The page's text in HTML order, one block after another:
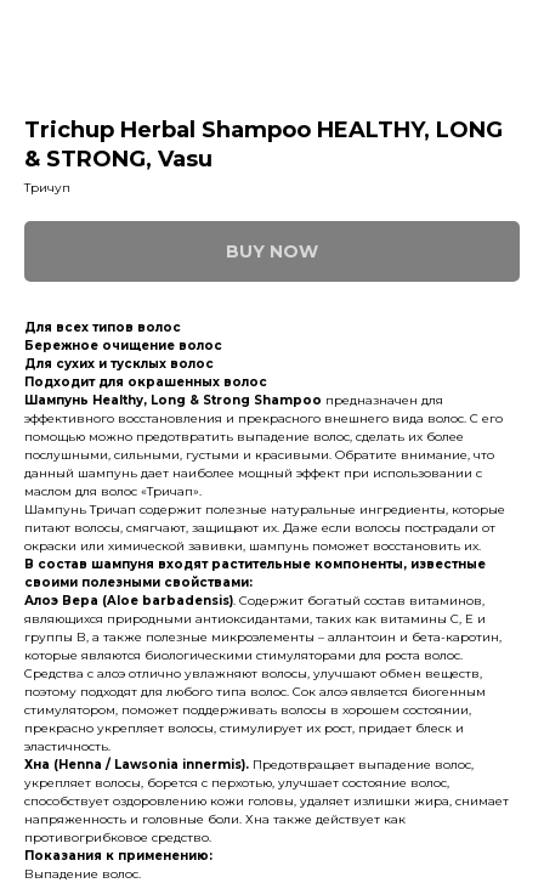
Trichup Herbal Shampoo HEALTHY, LONG
& STRONG, Vasu
Тричуп
BUY NOW
Для всех типов волос
Бережное очищение волос
Для сухих и тусклых волос
Подходит для окрашенных волос
Шампунь Healthy, Long & Strong Shampoo предназначен для
эффективного восстановления и прекрасного внешнего вида волос. С его
помощью можно предотвратить выпадение волос, сделать их более
послушными, сильными, густыми и красивыми. Обратите внимание, что
данный шампунь дает наиболее мощный эффект при использовании с
маслом для волос «Тричап».
Шампунь Тричап содержит полезные натуральные ингредиенты, которые
питают волосы, смягчают, защищают их. Даже если волосы пострадали от
окраски или химической завивки, шампунь поможет восстановить их.
В состав шампуня входят растительные компоненты, известные
своими полезными свойствами:
Алоэ Вера (Aloe barbadensis). Содержит богатый состав витаминов,
являющихся природными антиоксидантами, таких как витамины С, Е и
группы В, а также полезные микроэлементы – аллантоин и бета-каротин,
которые являются биологическими стимуляторами для роста волос.
Средства с алоэ отлично увлажняют волосы, улучшают обмен веществ,
поэтому подходят для любого типа волос. Сок алоэ является биогенным
стимулятором, поможет поддерживать волосы в хорошем состоянии,
прекрасно укрепляет волосы, стимулирует их рост, придает блеск и
эластичность.
Хна (Henna / Lawsonia innermis). Предотвращает выпадение волос,
укрепляет волосы, борется с перхотью, улучшает состояние волос,
способствует оздоровлению кожи головы, удаляет излишки жира, снимает
напряженность и головные боли. Хна также действует как
противогрибковое средство.
Показания к применению:
Выпадение волос.